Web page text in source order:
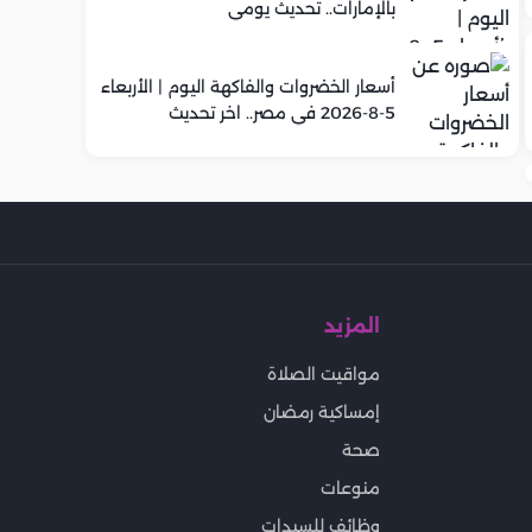
بالإمارات.. تحديث يومي
أسعار الخضروات والفاكهة اليوم | الأربعاء
5-8-2026 في مصر.. اخر تحديث
المزيد
مواقيت الصلاة
إمساكية رمضان
صحة
منوعات
وظائف للسيدات